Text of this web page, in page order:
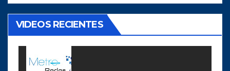
VIDEOS RECIENTES